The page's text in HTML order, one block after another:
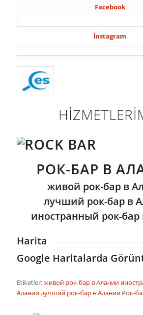
Facebook
İnstagram
РОК-БАР В
живой рок-бар в
лучший рок-бар в
иностранный рок-
Harita
Google Haritalarda
Etiketler:живой рок-бар в Алании
Аланиилучший рок-бар в Алании Рок-